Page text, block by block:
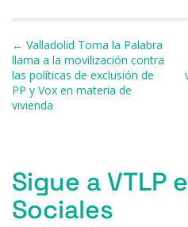
b
o
o
k
k
y
d
s
Navegación de entradas
← Valladolid Toma la Palabra
llama a la movilización contra
las políticas de exclusión de
PP y Vox en materia de
vivienda
Sigue a VTLP
Sociales